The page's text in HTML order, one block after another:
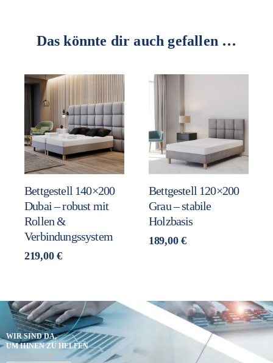
Das könnte dir auch gefallen …
Bettgestell 140×200
Dubai – robust mit
Rollen &
Verbindungssystem
219,00€
Bettgestell 120×200
Grau – stabile
Holzbasis
189,00€
WIR SIND DA,
UM IHNEN ZU HELFEN
Brauchen Sie Hilfe?